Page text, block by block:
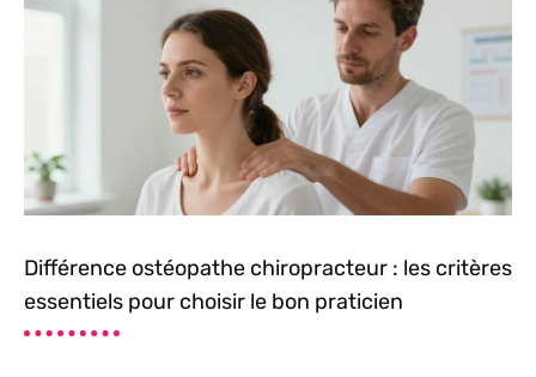
Différence ostéopathe chiropracteur : les critères
essentiels pour choisir le bon praticien